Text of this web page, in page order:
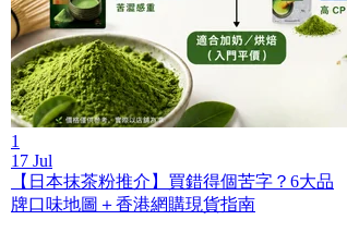
1
17 Jul
【日本抹茶粉推介】買錯得個苦字？6大品
牌口味地圖＋香港網購現貨指南